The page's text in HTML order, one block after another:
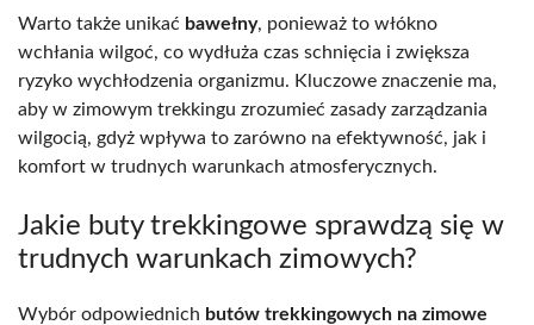
Warto także unikać bawełny, ponieważ to włókno
wchłania wilgoć, co wydłuża czas schnięcia i zwiększa
ryzyko wychłodzenia organizmu. Kluczowe znaczenie ma,
aby w zimowym trekkingu zrozumieć zasady zarządzania
wilgocią, gdyż wpływa to zarówno na efektywność, jak i
komfort w trudnych warunkach atmosferycznych.
Jakie buty trekkingowe sprawdzą się w
trudnych warunkach zimowych?
Wybór odpowiednich butów trekkingowych na zimowe